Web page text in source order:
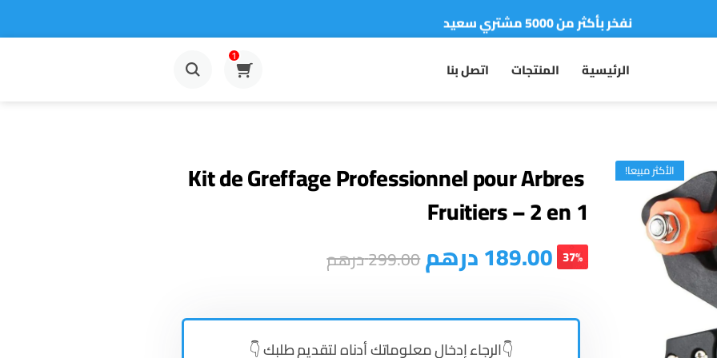
نفخر بأكثر من 5000 مشتري سعيد
الرئيسية المنتجات اتصل بنا
1
الأكثر مبيعا!
Kit de Greffage Professionnel pour Arbres
Fruitiers – 2 en 1
189.00درهم299.00درهم 37%
👇الرجاء إدخال معلوماتك أدناه لتقديم طلبك 👇